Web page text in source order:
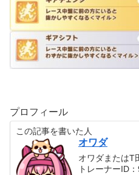
プロフィール
この記事を書いた人
オワダ
オワダまたはT
トレーナーID